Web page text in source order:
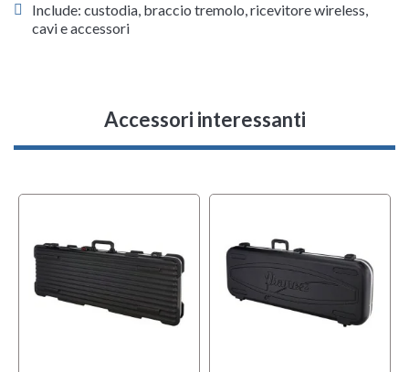
Include: custodia, braccio tremolo, ricevitore wireless,
cavi e accessori
Accessori interessanti